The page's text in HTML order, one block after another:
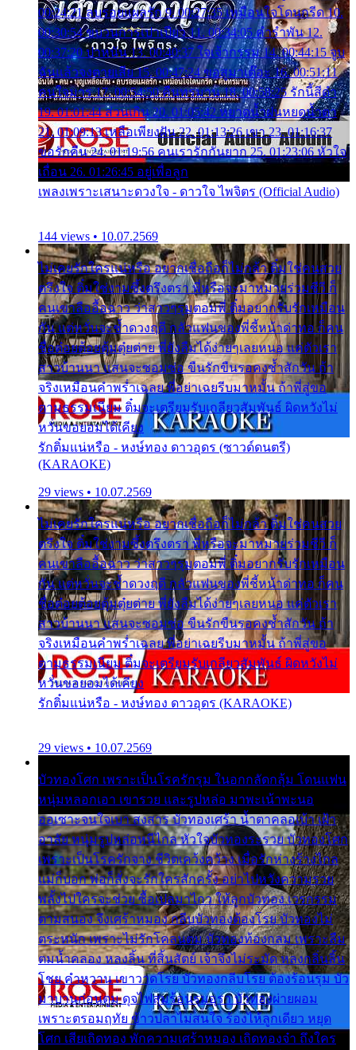
00:24:21 ลบรอยแผลรัก 9. 00:27:35 เหมือนใจโดนกรีด 10.
00:30:54 ขบวนการเปาเปียว 11. 00:34:05 คำรำพัน 12.
00:37:20 ปาหนัน 13. 00:40:37 ใจเจ้ากรรม 14. 00:44:15 จูบ
ฉันแล้วจงตายเสีย 15. 00:47:24 ขอสูมาเต๊อะ 16. 00:51:11
คนใจมาร 17. 00:54:50 คืนทรมาน 18. 00:58:25 รักนี้สีดำ
19. 01:01:44 ส่วนเกิน 20. 01:05:42 หยาดน้ำฝนหยดน้ำตา
21. 01:09:13 เหลือเพียงฝัน 22. 01:13:26 เขา 23. 01:16:37
ขอรักคืน 24. 01:19:56 คนเรารักกันยาก 25. 01:23:06 หัวใจ
เถื่อน 26. 01:26:45 อยู่เพื่อลูก
เพลงเพราะเสนาะดวงใจ - ดาวใจ ไพจิตร (Official Audio)
144 views • 10.07.2569
ไม่เคยรักใครแน่หรือ อยากเชื่อถือก็ไม่กล้า ติ๋มใช่คนสวย
ตรึงใจ ติ๋มใช่งามซึ้งตรึงตรา พี่หรือจะมาหมายร่วมชีวี ก็
คนเขาลืออื้อฉาว ว่าสาวๆรุมตอมพี่ ติ๋มอยากรับรักเหมือน
กัน แต่หวั่นจะช้ำดวงฤดี กลัวแฟนของพี่ชี้หน้าด่าทอ ก็คน
ชื่อต๋อยต้อยตุ้มตุ๋ยต่าย พี่ยังลืมได้ง่ายๆเลยหนอ แค่ตัวเรา
สาวบ้านนา แสนจะซอมซ่อ ขืนรักขืนรอคงช้ำสักวัน ถ้า
จริงเหมือนคำพร่ำเฉลย พี่อย่าเฉยรีบมาหมั้น ถ้าพี่สู่ขอ
ตามธรรมเนียม ติ๋มจะเตรียมรับเกลียวสัมพันธ์ ผิดหวังไม่
หวั่นขอยอมได้เคียง
รักติ๋มแน่หรือ - หงษ์ทอง ดาวอุดร (ซาวด์ดนตรี)
(KARAOKE)
29 views • 10.07.2569
ไม่เคยรักใครแน่หรือ อยากเชื่อถือก็ไม่กล้า ติ๋มใช่คนสวย
ตรึงใจ ติ๋มใช่งามซึ้งตรึงตรา พี่หรือจะมาหมายร่วมชีวี ก็
คนเขาลืออื้อฉาว ว่าสาวๆรุมตอมพี่ ติ๋มอยากรับรักเหมือน
กัน แต่หวั่นจะช้ำดวงฤดี กลัวแฟนของพี่ชี้หน้าด่าทอ ก็คน
ชื่อต๋อยต้อยตุ้มตุ๋ยต่าย พี่ยังลืมได้ง่ายๆเลยหนอ แค่ตัวเรา
สาวบ้านนา แสนจะซอมซ่อ ขืนรักขืนรอคงช้ำสักวัน ถ้า
จริงเหมือนคำพร่ำเฉลย พี่อย่าเฉยรีบมาหมั้น ถ้าพี่สู่ขอ
ตามธรรมเนียม ติ๋มจะเตรียมรับเกลียวสัมพันธ์ ผิดหวังไม่
หวั่นขอยอมได้เคียง
รักติ๋มแน่หรือ - หงษ์ทอง ดาวอุดร (KARAOKE)
29 views • 10.07.2569
บัวทองโศก เพราะเป็นโรครักรุม ในอกกลัดกลุ้ม โดนแฟน
หนุ่มหลอกเอา เขารวย และรูปหล่อ มาพะเน้าพะนอ
ออเซาะจนใจเบา สงสาร บัวทองเศร้า น้ำตาคลอเบ้า เฝ้า
อาลัย หนุ่มรูปหล่อหนีไกล หัวใจบัวทองระรวย บัวทองโศก
เพราะเป็นโรครักจาง ชีวิตเคว้งคว้าง เมื่อรักห่างร้างไกล
แม่ก็บอก พ่อก็สั่งจะรักใครสักครั้ง อย่าไปหวังความรวย
พลั้งไปใครจะช่วย ซื้อเปลมาไกว ให้ลูกบัวทอง เวรกรรม
ตามสนอง จึงเศร้าหมอง กลีบบัวทองต้องโรย บัวทองไม่
ตระหนัก เพราะไม่รักโคลนตม บัวทองท้องกลม เพราะลืม
ตมน้ำคลอง หลงลิ้น ที่สิ้นสัตย์ เจ้าจึงไม่ระมัด หลงกลิ่นลิ้น
โชย คำหวาน เขาวาดโรย บัวทองกลีบโรย ต้องร้อนรุม บัว
มาบานก่อนตูม ดุจไฟสุมร้อนรุมอุรา บัวทองผ่ายผอม
เพราะตรอมฤทัย ข้าวปลาไม่สนใจ ร้องไห้ลูกเดียว หยุด
โศก เสียเถิดทอง พักความเศร้าหมอง เถิดทองจ๋า ถึงใคร